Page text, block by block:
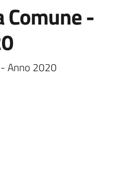
Comune -
Anno 2020